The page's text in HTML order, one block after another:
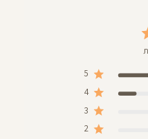
5
4
3
2